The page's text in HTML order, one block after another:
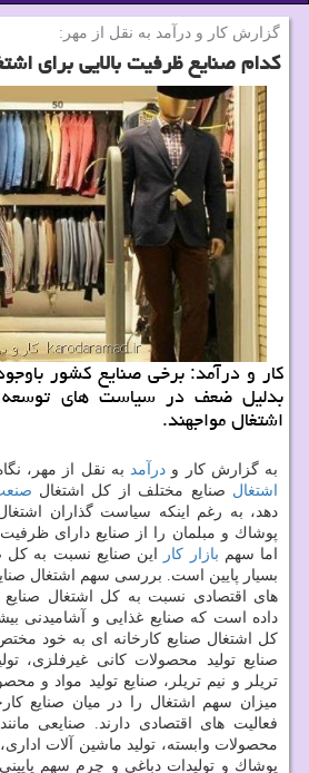
گزارش كار و درآمد به نقل از مهر:
كدام صنایع ظرفیت بالایی برای
كار و درآمد: برخی صنایع كشور
بدلیل ضعف در سیاست های توسعه
اشتغال مواجهند.
به گزارش كار و درآمدبه نقل از مهر،
اشتغال صنایع مختلف از كل اشتغال
دهد، به رغم اینكه سیاست گذاران
پوشاك و مبلمان را از صنایع دارای
اما سهم بازار كار
این صنایع نسبت به
بسیار پایین است. بررسی سهم اشتغال
های اقتصادی نسبت به كل اشتغال
داده است كه صنایع غذایی و آشامیدنی
كل اشتغال صنایع كارخانه ای به خود
صنایع تولید محصولات كانی غیرفلزی،
تریلر و نیم تریلر، صنایع تولید مواد و
میزان سهم اشتغال را در میان صنایع
فعالیت های اقتصادی دارند. صنایعی
محصولات وابسته، تولید ماشین آلات
پوشاك و تولیدات دباغی و چرم سهم